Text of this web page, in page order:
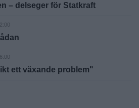
– delseger för Statkraft
ett växande problem"